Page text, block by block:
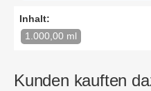
Inhalt:
1.000,00 ml
Kunden kauften